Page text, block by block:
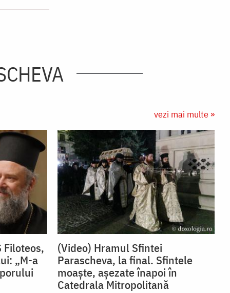
vezi mai multe »
Filoteos,
„M-a
(Video) Hramul Sfintei
Parascheva, la final. Sfintele
moaște, așezate înapoi în
Catedrala Mitropolitană